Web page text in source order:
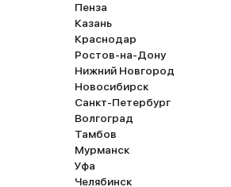
Пенза
Казань
Краснодар
Ростов-на-Дону
Нижний Новгород
Новосибирск
Санкт-Петербург
Волгоград
Тамбов
Мурманск
Уфа
Челябинск